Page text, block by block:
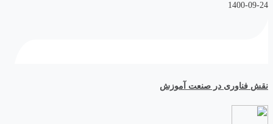
1400-09-24
نقش فناوری در صنعت آموزش